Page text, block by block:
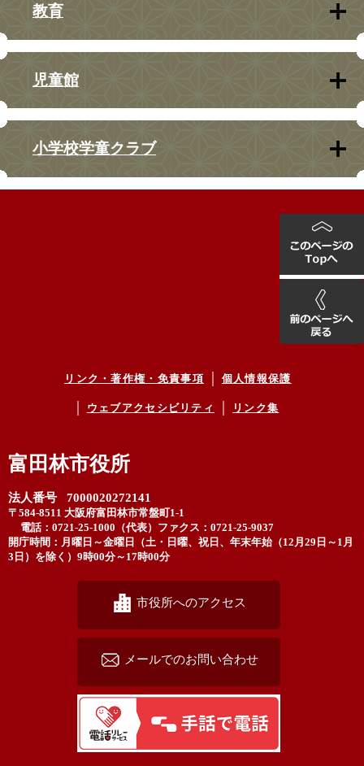
教育
児童館
小学校学童クラブ
リンク・著作権・免責事項 個人情報保護
ウェブアクセシビリティ リンク集
富田林市役所
法人番号 7000020272141
〒584-8511 大阪府富田林市常盤町1-1
電話：0721-25-1000（代表） ファクス：0721-25-9037
開庁時間：月曜日～金曜日（土・日曜、祝日、年末年始（12月29日～1月
3日）を除く）9時00分～17時00分
市役所へのアクセス
メールでのお問い合わせ